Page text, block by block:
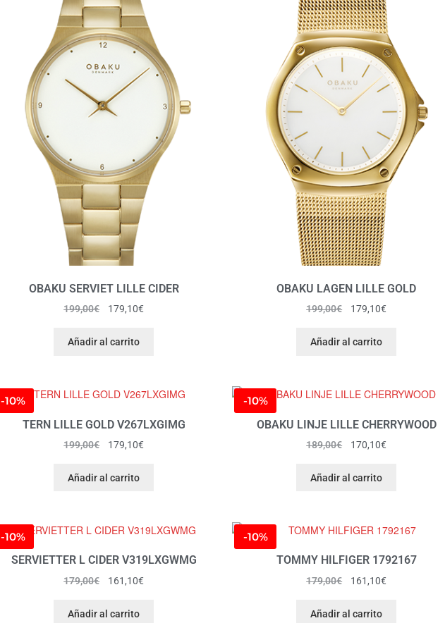
OBAKU SERVIET LILLE CIDER
199,00€ 179,10€
Añadir al carrito
OBAKU LAGEN LILLE GOLD
199,00€ 179,10€
Añadir al carrito
-10%
TERN LILLE GOLD V267LXGIMG
199,00€ 179,10€
Añadir al carrito
-10%
OBAKU LINJE LILLE CHERRYWOOD
189,00€ 170,10€
Añadir al carrito
-10%
SERVIETTER L CIDER V319LXGWMG
179,00€ 161,10€
Añadir al carrito
-10%
TOMMY HILFIGER 1792167
179,00€ 161,10€
Añadir al carrito